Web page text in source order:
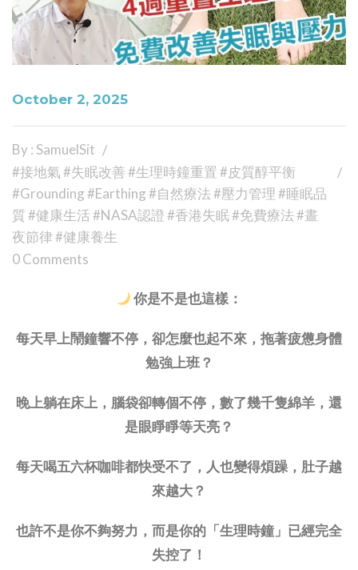
October 2, 2025
By : SamuelSit
#接地氣 #失眠改善 #生理時鐘重置 #皮質醇平衡
#Grounding #Earthing #自然療法 #壓力管理 #睡眠品
質 #健康生活 #NASA認證 #香港失眠 #免費療法 #晝
夜節律 #健康養生
0 Comments
你是不是也這樣：
每天早上鬧鐘響不停，卻怎麼也起不來，拖著疲憊身體
勉強上班？
晚上躺在床上，腦袋卻轉個不停，數了幾千隻綿羊，還
是眼睜睜等天亮？
每天喝五六杯咖啡都快受不了，人也變得煩躁，肚子越
來越大？
也許不是你不夠努力，而是你的「生理時鐘」已經完全
失控了！